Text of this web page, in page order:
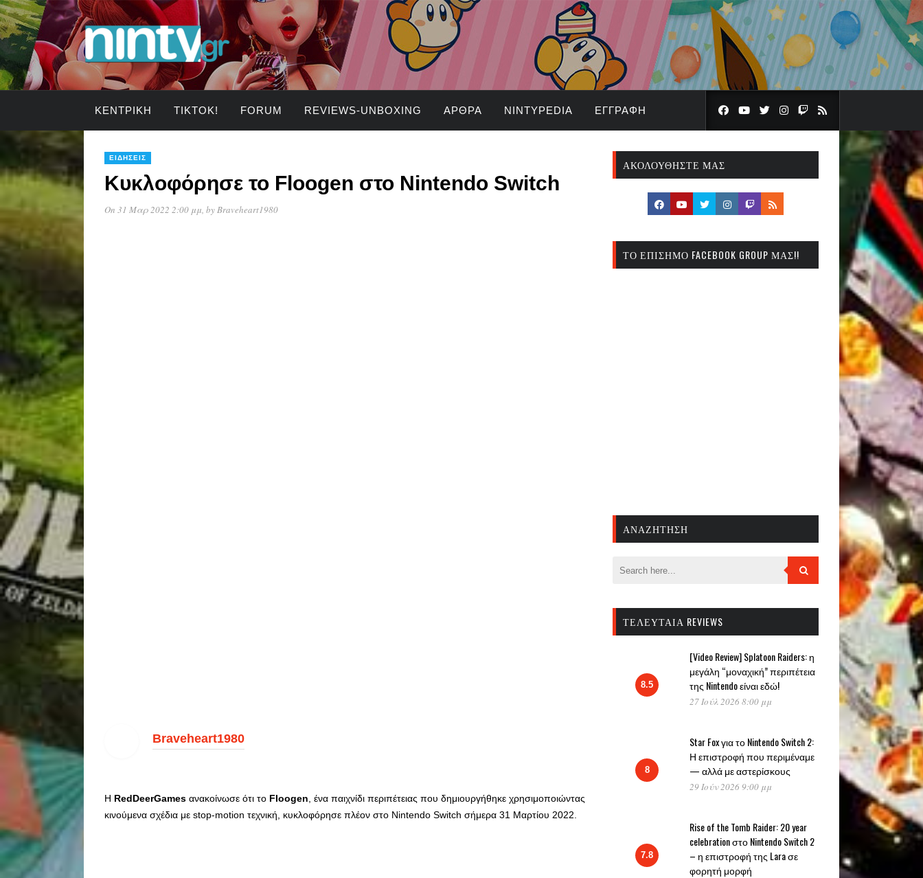
ΚΕΝΤΡΙΚΉ TIKTOK! FORUM REVIEWS-UNBOXING ΆΡΘΡΑ NINTYPEDIA ΕΓΓΡΑΦΉ
ΕΙΔΉΣΕΙΣ
Κυκλοφόρησε το Floogen στο Nintendo Switch
On 31 Μαρ 2022 2:00 μμ, byBraveheart1980
Braveheart1980
Η RedDeerGames ανακοίνωσε ότι το Floogen , ένα παιχνίδι περιπέτειας που δημιουργήθηκε χρησιμοποιώντας
κινούμενα σχέδια με stop-motion τεχνική, κυκλοφόρησε πλέον στο Nintendo Switch σήμερα 31 Μαρτίου 2022.
ΑΚΟΛΟΥΘΉΣΤΕ ΜΑΣ
ΤΟ ΕΠΊΣΗΜΟ FACEBOOK GROUP ΜΑΣ!!
ΑΝΑΖΉΤΗΣΗ
ΤΕΛΕΥΤΑΊΑ REVIEWS
8.5
[Video Review] Splatoon Raiders: η
μεγάλη “μοναχική” περιπέτεια
της Nintendo είναι εδώ!
27 Ιούλ 2026 8:00 μμ
8
Star Fox για το Nintendo Switch 2:
Η επιστροφή που περιμέναμε
— αλλά με αστερίσκους
29 Ιούν 2026 9:00 μμ
7.8
Rise of the Tomb Raider: 20 year
celebration στο Nintendo Switch 2
– η επιστροφή της Lara σε
φορητή μορφή